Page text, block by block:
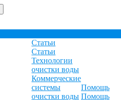
Статьи
Статьи
Технологии
очистки воды
Коммерческие
системы
очистки воды
Помощь
Помощь